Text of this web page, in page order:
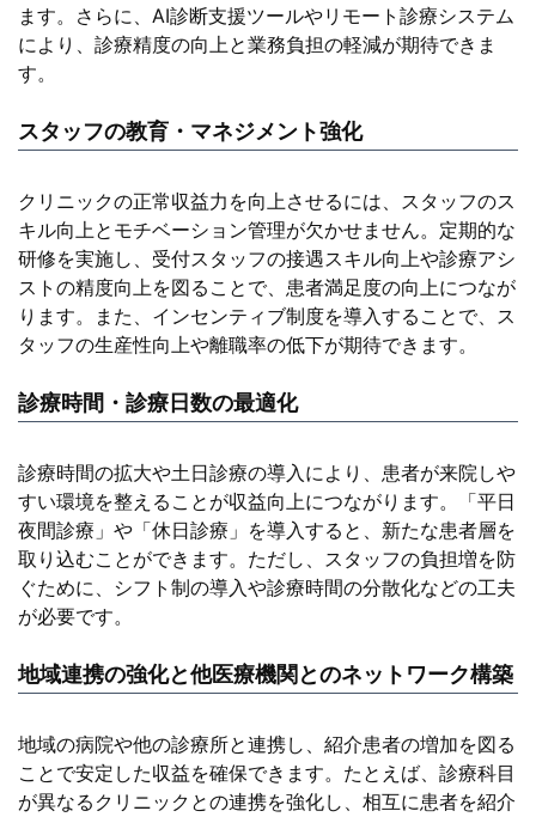
ます。さらに、AI診断支援ツールやリモート診療システム
により、診療精度の向上と業務負担の軽減が期待できま
す。
スタッフの教育・マネジメント強化
クリニックの正常収益力を向上させるには、スタッフのス
キル向上とモチベーション管理が欠かせません。定期的な
研修を実施し、受付スタッフの接遇スキル向上や診療アシ
ストの精度向上を図ることで、患者満足度の向上につなが
ります。また、インセンティブ制度を導入することで、ス
タッフの生産性向上や離職率の低下が期待できます。
診療時間・診療日数の最適化
診療時間の拡大や土日診療の導入により、患者が来院しや
すい環境を整えることが収益向上につながります。「平日
夜間診療」や「休日診療」を導入すると、新たな患者層を
取り込むことができます。ただし、スタッフの負担増を防
ぐために、シフト制の導入や診療時間の分散化などの工夫
が必要です。
地域連携の強化と他医療機関とのネットワーク構築
地域の病院や他の診療所と連携し、紹介患者の増加を図る
ことで安定した収益を確保できます。たとえば、診療科目
が異なるクリニックとの連携を強化し、相互に患者を紹介